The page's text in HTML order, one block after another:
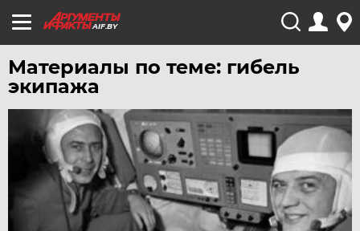
AIF.BY
Материалы по теме: гибель
экипажа